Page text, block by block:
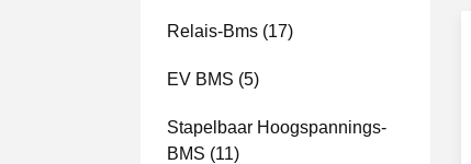
Relais-Bms (17)
EV BMS (5)
Stapelbaar Hoogspannings-
BMS (11)